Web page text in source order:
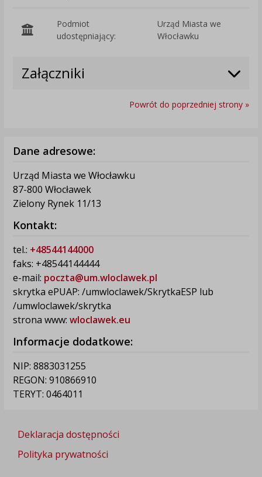
Podmiot
udostępniający:
Urząd Miasta we
Włocławku
Załączniki
Powrót do poprzedniej strony »
Dane adresowe:
Urząd Miasta we Włocławku
87-800 Włocławek
Zielony Rynek 11/13
Kontakt:
tel.: +48544144000
faks: +48544144444
e-mail: poczta@um.wloclawek.pl
skrytka ePUAP: /umwloclawek/SkrytkaESP lub
/umwloclawek/skrytka
strona www: wloclawek.eu
Informacje dodatkowe:
NIP: 8883031255
REGON: 910866910
TERYT: 0464011
Deklaracja dostępności
Polityka prywatności